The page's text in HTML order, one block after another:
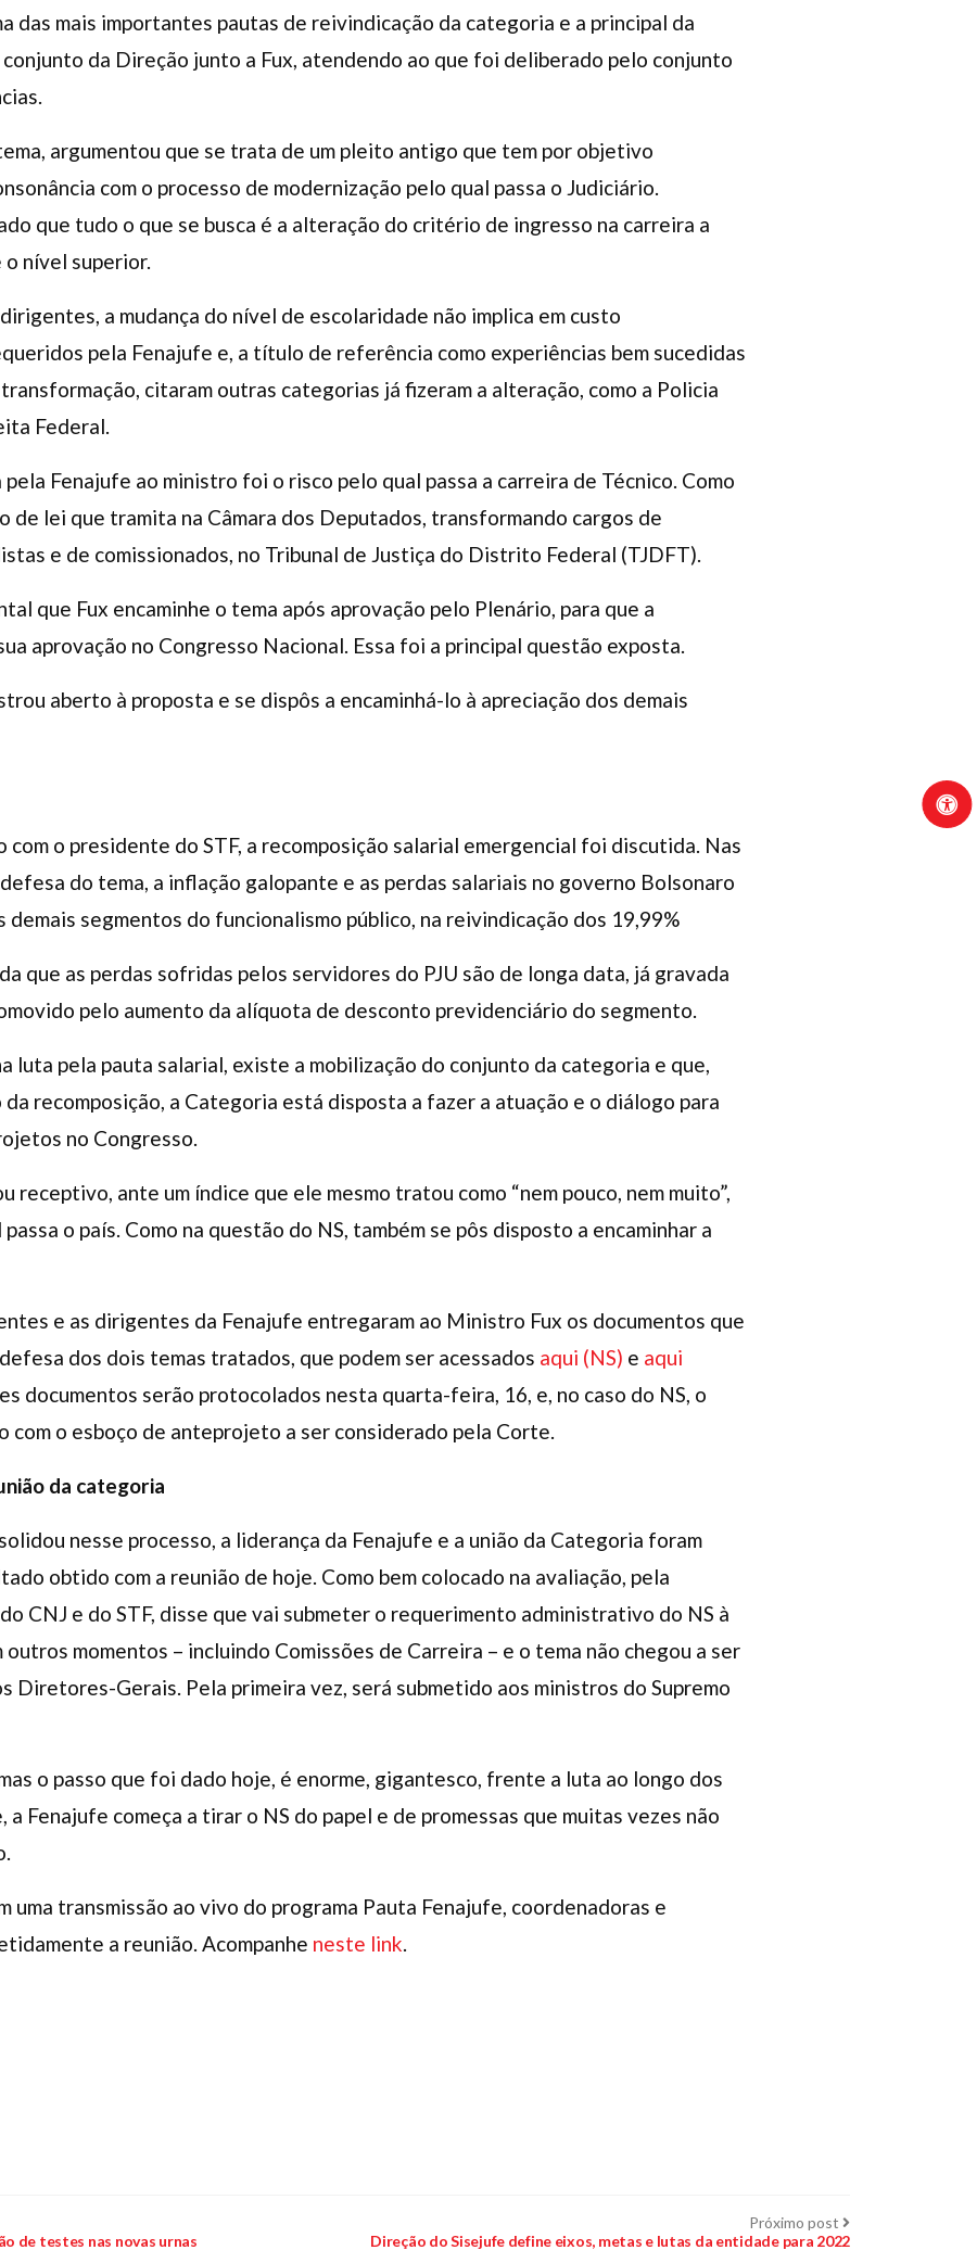
das mais importantes pautas de reivindicação da categoria e a principal da
da Direção junto a Fux, atendendo ao que foi deliberado pelo conjunto
argumentou que se trata de um pleito antigo que tem por objetivo
com o processo de modernização pelo qual passa o Judiciário.
que tudo o que se busca é a alteração do critério de ingresso na carreira a
nível superior.
a mudança do nível de escolaridade não implica em custo
pela Fenajufe e, a título de referência como experiências bem sucedidas
citaram outras categorias já fizeram a alteração, como a Policia
Federal.
Fenajufe ao ministro foi o risco pelo qual passa a carreira de Técnico. Como
de lei que tramita na Câmara dos Deputados, transformando cargos de
e de comissionados, no Tribunal de Justiça do Distrito Federal (TJDFT).
que Fux encaminhe o tema após aprovação pelo Plenário, para que a
aprovação no Congresso Nacional. Essa foi a principal questão exposta.
aberto à proposta e se dispôs a encaminhá-lo à apreciação dos demais
com o presidente do STF, a recomposição salarial emergencial foi discutida. Nas
do tema, a inflação galopante e as perdas salariais no governo Bolsonaro
demais segmentos do funcionalismo público, na reivindicação dos 19,99%
que as perdas sofridas pelos servidores do PJU são de longa data, já gravada
pelo aumento da alíquota de desconto previdenciário do segmento.
luta pela pauta salarial, existe a mobilização do conjunto da categoria e que,
recomposição, a Categoria está disposta a fazer a atuação e o diálogo para
no Congresso.
receptivo, ante um índice que ele mesmo tratou como “nem pouco, nem muito”,
o país. Como na questão do NS, também se pôs disposto a encaminhar a
e as dirigentes da Fenajufe entregaram ao Ministro Fux os documentos que
dos dois temas tratados, que podem ser acessados aqui (NS) e aqui
documentos serão protocolados nesta quarta-feira, 16, e, no caso do NS, o
com o esboço de anteprojeto a ser considerado pela Corte.
da categoria
nesse processo, a liderança da Fenajufe e a união da Categoria foram
obtido com a reunião de hoje. Como bem colocado na avaliação, pela
CNJ e do STF, disse que vai submeter o requerimento administrativo do NS à
momentos – incluindo Comissões de Carreira – e o tema não chegou a ser
Diretores-Gerais. Pela primeira vez, será submetido aos ministros do Supremo
o passo que foi dado hoje, é enorme, gigantesco, frente a luta ao longo dos
a Fenajufe começa a tirar o NS do papel e de promessas que muitas vezes não
uma transmissão ao vivo do programa Pauta Fenajufe, coordenadoras e
a reunião. Acompanhe neste link.
de testes nas novas urnas
Próximo post Próximo
post:
Direção do Sisejufe define eixos, metas e lutas da entidade para 2022